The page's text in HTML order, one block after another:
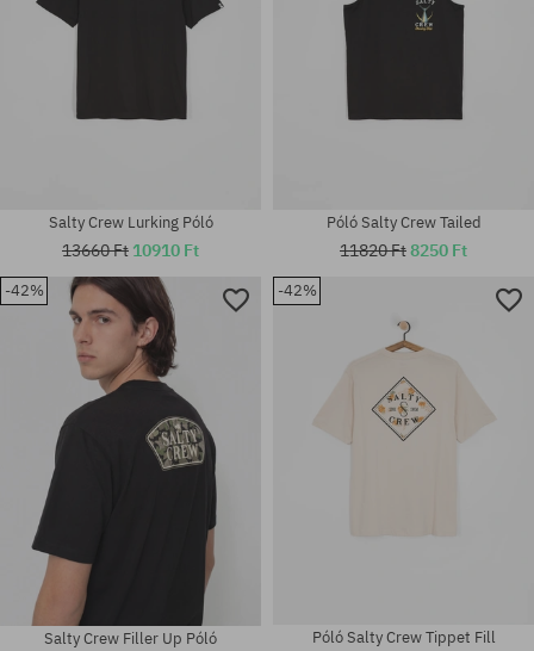
Elérhető méretek:
Elérhető méretek:
Salty Crew Lurking Póló
13660 Ft 10910 Ft
Póló Salty Crew Tailed
11820 Ft8250 Ft
-42%
Salty Crew Filler Up Póló
-42%
Póló Salty Crew Tippet Fill